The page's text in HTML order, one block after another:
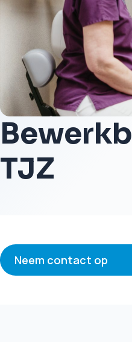
TJZ
Neem contact op